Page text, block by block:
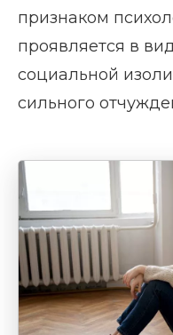
признаком
проявляется в
социальной
сильного